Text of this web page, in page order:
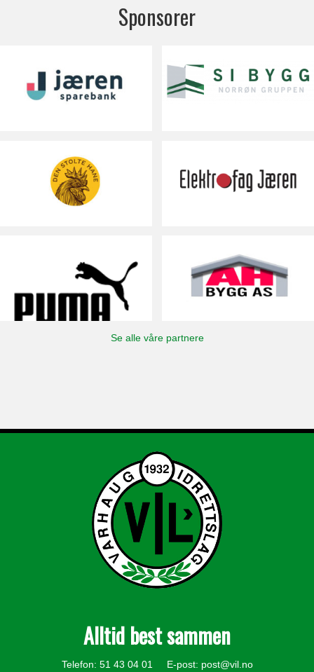
Sponsorer
Se alle våre partnere
Alltid best sammen
Telefon: 51 43 04 01 E-post: post@vil.no